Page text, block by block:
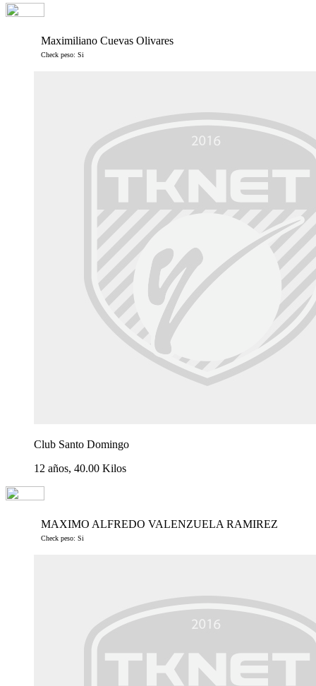
Maximiliano Cuevas Olivares
Check peso: Si
Club Santo Domingo
12 años, 40.00 Kilos
MAXIMO ALFREDO VALENZUELA RAMIREZ
Check peso: Si